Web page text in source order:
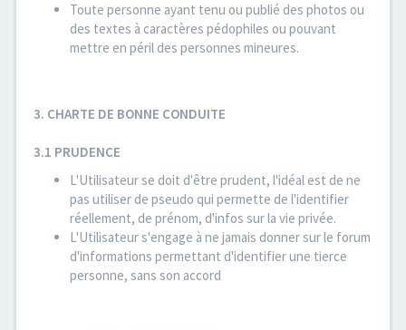
Toute personne ayant tenu ou publié des photos ou
des textes à caractères pédophiles ou pouvant
mettre en péril des personnes mineures.
3. CHARTE DE BONNE CONDUITE
3.1 PRUDENCE
L'Utilisateur se doit d'être prudent, l'idéal est de ne
pas utiliser de pseudo qui permette de l'identifier
réellement, de prénom, d'infos sur la vie privée.
L'Utilisateur s'engage à ne jamais donner sur le forum
d'informations permettant d'identifier une tierce
personne, sans son accord